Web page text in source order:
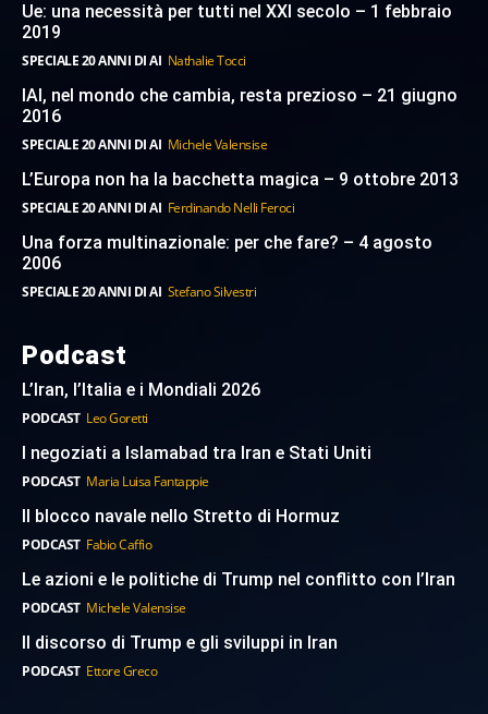
Ue: una necessità per tutti nel XXI secolo – 1 febbraio
2019
SPECIALE 20 ANNI DI AI Nathalie Tocci
IAI, nel mondo che cambia, resta prezioso – 21 giugno
2016
SPECIALE 20 ANNI DI AI Michele Valensise
L’Europa non ha la bacchetta magica – 9 ottobre 2013
SPECIALE 20 ANNI DI AI Ferdinando Nelli Feroci
Una forza multinazionale: per che fare? – 4 agosto
2006
SPECIALE 20 ANNI DI AI Stefano Silvestri
Podcast
L’Iran, l’Italia e i Mondiali 2026
PODCAST Leo Goretti
I negoziati a Islamabad tra Iran e Stati Uniti
PODCAST Maria Luisa Fantappie
Il blocco navale nello Stretto di Hormuz
PODCAST Fabio Caffio
Le azioni e le politiche di Trump nel conflitto con l’Iran
PODCAST Michele Valensise
Il discorso di Trump e gli sviluppi in Iran
PODCAST Ettore Greco